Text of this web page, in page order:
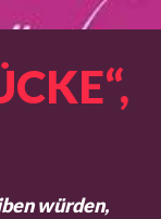
würden,